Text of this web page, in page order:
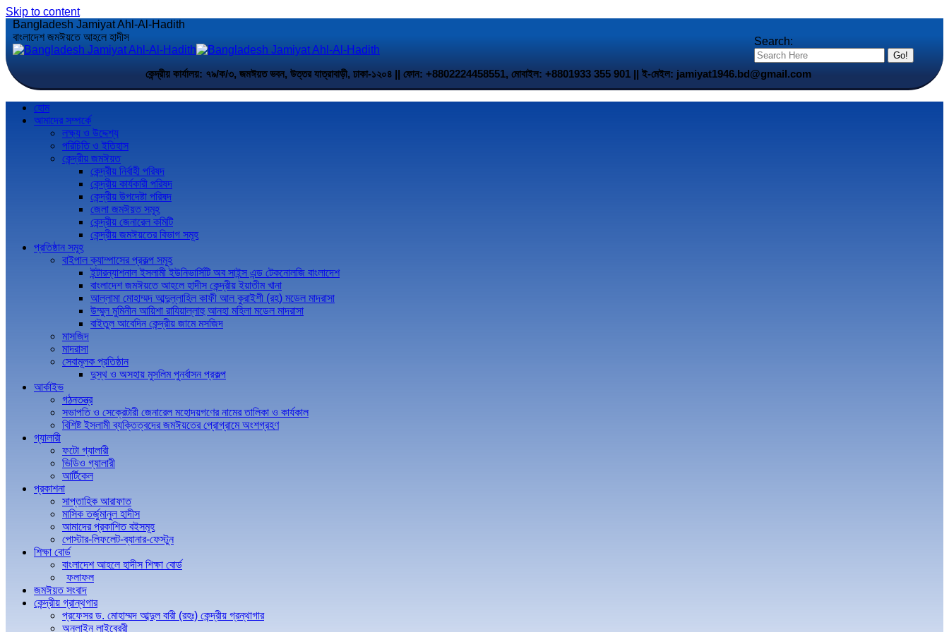
Skip to content
Search:
Bangladesh Jamiyat Ahl-Al-Hadith
বাংলাদেশ জমঈয়তে আহলে হাদীস
কেন্দ্রীয় কার্যালয়: ৭৯/ক/৩, জমঈয়ত ভবন, উত্তর যাত্রাবাড়ী, ঢাকা-১২০৪ || ফোন: +8802224458551, মোবাইল: +8801933 355 901 || ই-মেইল: jamiyat1946.bd@gmail.com
হোম
আমাদের সম্পর্কে
লক্ষ্য ও উদ্দেশ্য
পরিচিতি ও ইতিহাস
কেন্দ্রীয় জমঈয়ত
কেন্দ্রীয় নির্বাহী পরিষদ
কেন্দ্রীয় কার্যকারী পরিষদ
কেন্দ্রীয় উপদেষ্টা পরিষদ
জেলা জমঈয়ত সমূহ
কেন্দ্রীয় জেনারেল কমিটি
কেন্দ্রীয় জমঈয়তের বিভাগ সমূহ
প্রতিষ্ঠান সমূহ
বাইপাল ক্যাম্পাসের প্রকল্প সমূহ
ইন্টারন্যাশনাল ইসলামী ইউনিভার্সিটি অব সাইন্স এন্ড টেকনোলজি বাংলাদেশ
বাংলাদেশ জমঈয়তে আহলে হাদীস কেন্দ্রীয় ইয়াতীম খানা
আল্লামা মোহাম্মদ আব্দুল্লাহিল কাফী আল কুরাইশী (রহ) মডেল মাদরাসা
উম্মুল মুমিনীন আয়িশা রাযিয়াল্লাহু আনহা মহিলা মডেল মাদরাসা
বাইতুল আবেদিন কেন্দ্রীয় জামে মসজিদ
মাসজিদ
মাদরাসা
সেবামূলক প্রতিষ্ঠান
দুস্থ ও অসহায় মুসলিম পুনর্বাসন প্রকল্প
আর্কাইভ
গঠনতন্ত্র
সভাপতি ও সেক্রেটারী জেনারেল মহোদয়গণের নামের তালিকা ও কার্যকাল
বিশিষ্ট ইসলামী ব্যক্তিত্বদের জমঈয়তের প্রোগ্রামে অংশগ্রহণ
গ্যালারী
ফটো গ্যালারী
ভিডিও গ্যালারী
আর্টিকেল
প্রকাশনা
সাপ্তাহিক আরাফাত
মাসিক তর্জুমানুল হাদীস
আমাদের প্রকাশিত বইসমূহ
পোস্টার-লিফলেট-ব্যানার-ফেস্টুন
শিক্ষা বোর্ড
বাংলাদেশ আহলে হাদীস শিক্ষা বোর্ড
ফলাফল
জমঈয়ত সংবাদ
কেন্দ্রীয় গ্রান্থগার
প্রফেসর ড. মোহাম্মদ আব্দুল বারী (রহঃ) কেন্দ্রীয় গ্রন্থাগার
অনলাইন লাইব্রেরী